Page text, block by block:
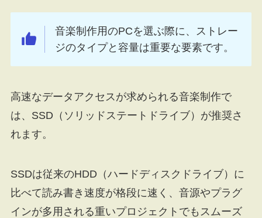
音楽制作用のPCを選ぶ際に、ストレー
ジのタイプと容量は重要な要素です。
高速なデータアクセスが求められる音楽制作で
は、SSD（ソリッドステートドライブ）が推奨さ
れます。
SSDは従来のHDD（ハードディスクドライブ）に
比べて読み書き速度が格段に速く、音源やプラグ
インが多用される重いプロジェクトでもスムーズ